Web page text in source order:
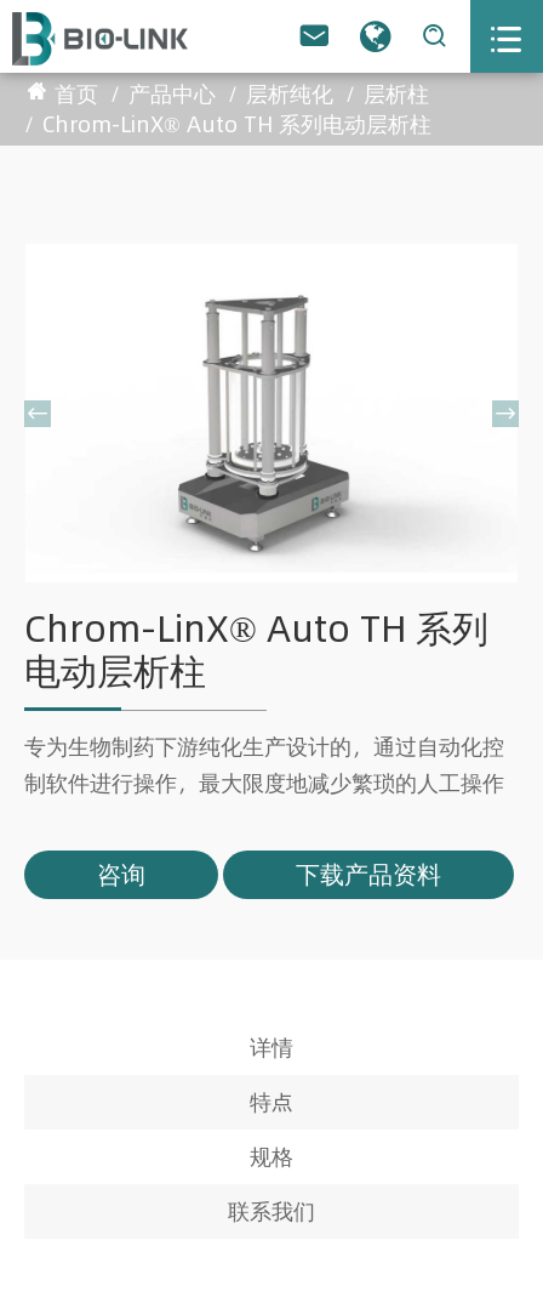
  
首页 产品中心 层析纯化
层析柱
Chrom-LinX® Auto TH 系列电动层析柱
 
Chrom-LinX® Auto TH 系列
电动层析柱
专为生物制药下游纯化生产设计的，通过自动化控
制软件进行操作，最大限度地减少繁琐的人工操作
咨询 下载产品资料
详情
特点
规格
联系我们